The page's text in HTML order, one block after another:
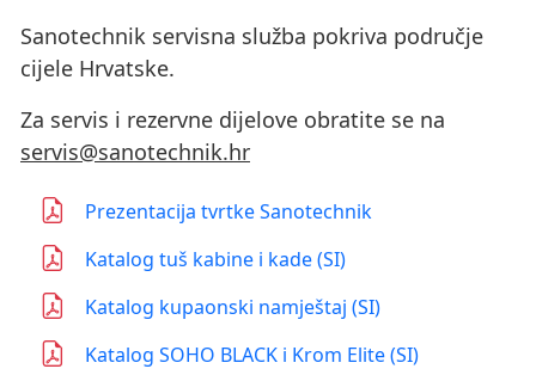
Sanotechnik servisna služba pokriva područje
cijele Hrvatske.
Za servis i rezervne dijelove obratite se na
servis@sanotechnik.hr
Prezentacija tvrtke Sanotechnik
Katalog tuš kabine i kade (SI)
Katalog kupaonski namještaj (SI)
Katalog SOHO BLACK i Krom Elite (SI)